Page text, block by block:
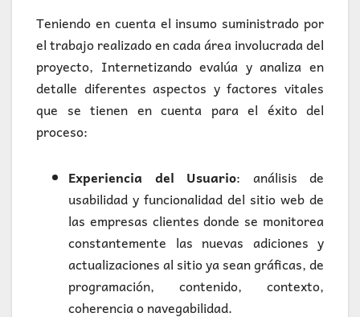
Teniendo en cuenta el insumo suministrado por
el trabajo realizado en cada área involucrada del
proyecto, Internetizando evalúa y analiza en
detalle diferentes aspectos y factores vitales
que se tienen en cuenta para el éxito del
proceso:
Experiencia del Usuario: análisis de
usabilidad y funcionalidad del sitio web de
las empresas clientes donde se monitorea
constantemente las nuevas adiciones y
actualizaciones al sitio ya sean gráficas, de
programación, contenido, contexto,
coherencia o navegabilidad.